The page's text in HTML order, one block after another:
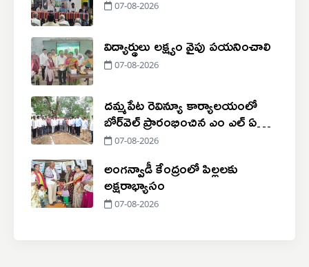
07-08-2026
విద్యార్థులు లక్ష్యం వైపు పయనించాలి
07-08-2026
దమ్మపేట రెవిన్యూ కార్యాలయంలో
బోర్‌వెల్ ప్రారంభించిన ఎం ఎల్ ఏ
జారే
07-08-2026
అంగన్వాడీ కేంద్రంలో పిల్లలకు
అక్షరాభ్యాసం
07-08-2026